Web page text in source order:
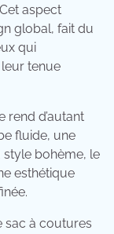
aspect
global, fait du
qui
tenue
rend d’autant
fluide, une
bohème, le
esthétique
sac à coutures